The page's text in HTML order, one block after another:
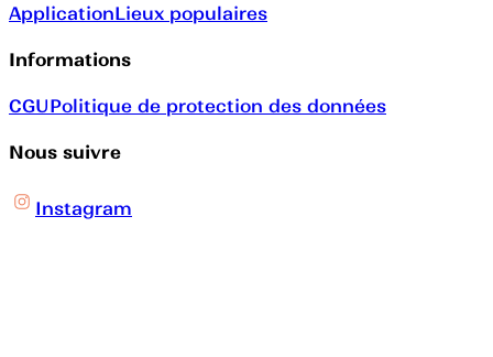
ApplicationLieux populaires
Informations
CGUPolitique de protection des données
Nous suivre
Instagram